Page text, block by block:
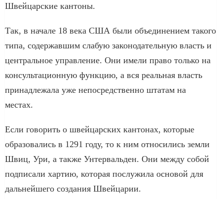
Швейцарские кантоны.
Так, в начале 18 века США были объединением такого
типа, содержавшим слабую законодательную власть и
центральное управление. Они имели право только на
консультационную функцию, а вся реальная власть
принадлежала уже непосредственно штатам на
местах.
Если говорить о швейцарских кантонах, которые
образовались в 1291 году, то к ним относились земли
Швиц, Ури, а также Унтервальден. Они между собой
подписали хартию, которая послужила основой для
дальнейшего создания Швейцарии.